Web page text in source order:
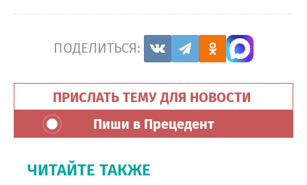
ПОДЕЛИТЬСЯ:
ПРИСЛАТЬ ТЕМУ ДЛЯ НОВОСТИ
Пиши в Прецедент
ЧИТАЙТЕ ТАКЖЕ